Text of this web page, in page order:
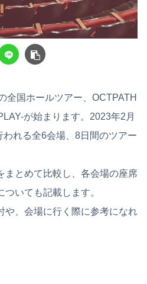
全国ホールツアー、OCTPATH
が始まります。2023年2月
れる全6会場、8日間のツアー
まとめて比較し、各会場の座席
いても記載します。
や、会場に行く際に参考になれ